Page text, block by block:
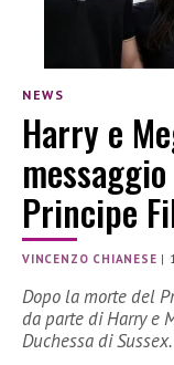
NEWS
Harry e
Principe
VINCENZO CHIANESE |
Dopo la morte del
da parte di Harry e
Duchessa di Sussex.